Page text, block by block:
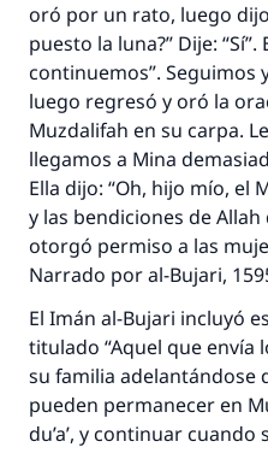
oró por un rato, luego
puesto la luna?” Dije:
continuemos”. Seguimos
luego regresó y oró la
Muzdalifah en su carpa.
llegamos a Mina
Ella dijo: “Oh, hijo mío, el
y las bendiciones de
otorgó permiso a las
Narrado por al-Bujari,
El Imán al-Bujari incluyó
titulado “Aquel que envía
su familia adelantándose
pueden permanecer en
du’a’, y continuar cuando
La respuesta
Desde la Q hasta la